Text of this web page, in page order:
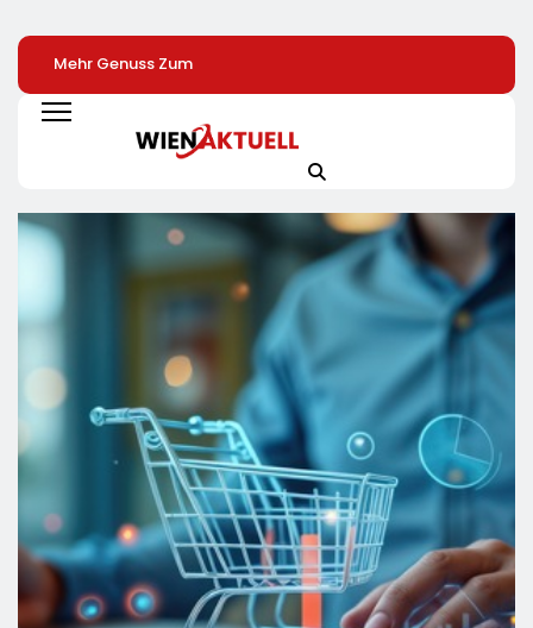
Mehr Genuss Zum
Kleinen Preis: Lidl
Senkt Dauerhaft Die
Preise Für Schokolade
Jetzt Bis Zu 13
Prozent Günstiger
Eröffnet Offiziell
Campus In Hamburg
Und Setzt Damit Neue
Zukunftsorientierte
Arbeitsumgebungen
Petition Zur